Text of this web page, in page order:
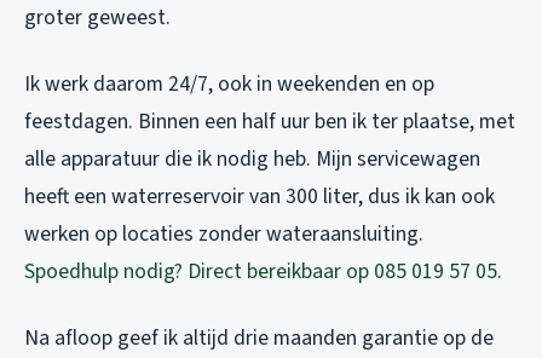
groter geweest.
Ik werk daarom 24/7, ook in weekenden en op
feestdagen. Binnen een half uur ben ik ter plaatse, met
alle apparatuur die ik nodig heb. Mijn servicewagen
heeft een waterreservoir van 300 liter, dus ik kan ook
werken op locaties zonder wateraansluiting.
Spoedhulp nodig? Direct bereikbaar op 085 019 57 05.
Na afloop geef ik altijd drie maanden garantie op de